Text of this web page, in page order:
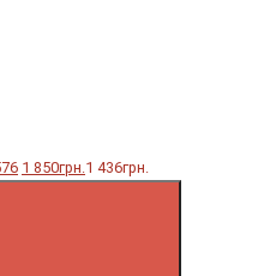
1 850грн.1 436грн.